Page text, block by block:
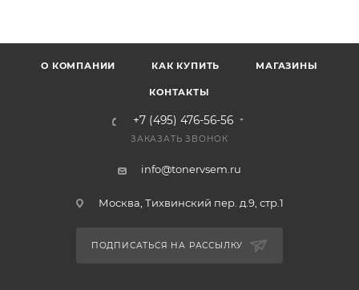
О КОМПАНИИ КАК КУПИТЬ МАГАЗИНЫ
КОНТАКТЫ
+7 (495) 476-56-56
ЗАКАЗАТЬ ЗВОНОК
info@tonervsem.ru
Москва, Тихвинский пер. д.9, стр.1
ПОДПИСАТЬСЯ НА РАССЫЛКУ